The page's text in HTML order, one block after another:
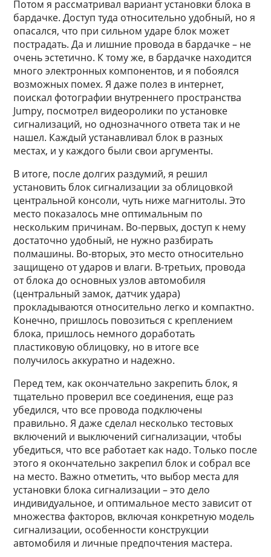
Потом я рассматривал вариант установки блока в
бардачке. Доступ туда относительно удобный, но я
опасался, что при сильном ударе блок может
пострадать. Да и лишние провода в бардачке – не
очень эстетично. К тому же, в бардачке находится
много электронных компонентов, и я побоялся
возможных помех. Я даже полез в интернет,
поискал фотографии внутреннего пространства
Jumpy, посмотрел видеоролики по установке
сигнализаций, но однозначного ответа так и не
нашел. Каждый устанавливал блок в разных
местах, и у каждого были свои аргументы.
В итоге, после долгих раздумий, я решил
установить блок сигнализации за облицовкой
центральной консоли, чуть ниже магнитолы. Это
место показалось мне оптимальным по
нескольким причинам. Во-первых, доступ к нему
достаточно удобный, не нужно разбирать
полмашины. Во-вторых, это место относительно
защищено от ударов и влаги. В-третьих, провода
от блока до основных узлов автомобиля
(центральный замок, датчик удара)
прокладываются относительно легко и компактно.
Конечно, пришлось повозиться с креплением
блока, пришлось немного доработать
пластиковую облицовку, но в итоге все
получилось аккуратно и надежно.
Перед тем, как окончательно закрепить блок, я
тщательно проверил все соединения, еще раз
убедился, что все провода подключены
правильно. Я даже сделал несколько тестовых
включений и выключений сигнализации, чтобы
убедиться, что все работает как надо. Только после
этого я окончательно закрепил блок и собрал все
на место. Важно отметить, что выбор места для
установки блока сигнализации – это дело
индивидуальное, и оптимальное место зависит от
множества факторов, включая конкретную модель
сигнализации, особенности конструкции
автомобиля и личные предпочтения мастера.